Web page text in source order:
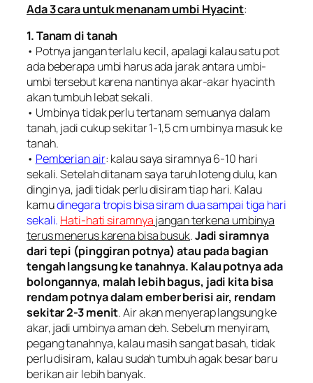
Ada 3 cara untuk menanam umbi Hyacint:
1. Tanam di tanah
• Potnya jangan terlalu kecil, apalagi kalau satu pot
ada beberapa umbi harus ada jarak antara umbi-
umbi tersebut karena nantinya akar-akar hyacinth
akan tumbuh lebat sekali.
• Umbinya tidak perlu tertanam semuanya dalam
tanah, jadi cukup sekitar 1-1,5 cm umbinya masuk ke
tanah.
• Pemberian air: kalau saya siramnya 6-10 hari
sekali. Setelah ditanam saya taruh loteng dulu, kan
dingin ya, jadi tidak perlu disiram tiap hari. Kalau
kamudinegara tropis bisa siram dua sampai tiga hari
sekali. Hati-hati siramnyajangan terkena umbinya
terus menerus karena bisa busuk.Jadi siramnya
dari tepi (pinggiran potnya) atau pada bagian
tengah langsung ke tanahnya. Kalau potnya ada
bolongannya, malah lebih bagus, jadi kita bisa
rendam potnya dalam ember berisi air, rendam
sekitar 2-3 menit. Air akan menyerap langsung ke
akar, jadi umbinya aman deh. Sebelum menyiram,
pegang tanahnya, kalau masih sangat basah, tidak
perlu disiram, kalau sudah tumbuh agak besar baru
berikan air lebih banyak.